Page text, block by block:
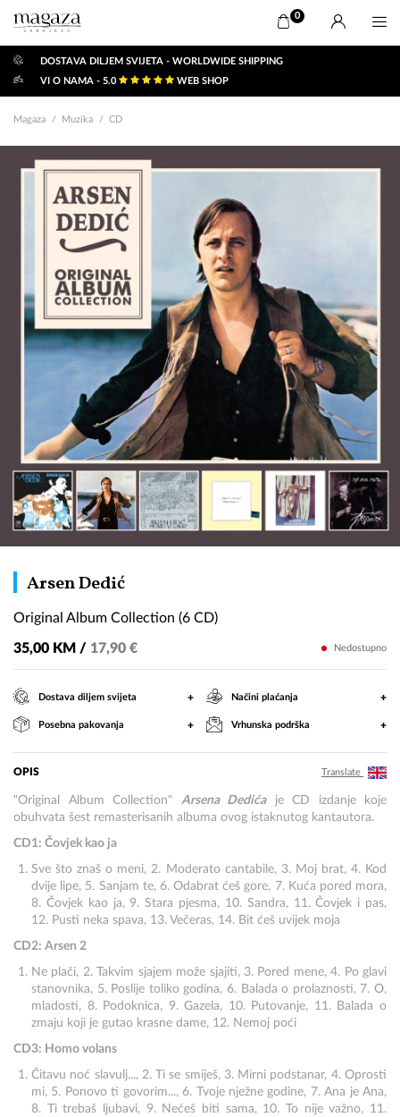
0
DOSTAVA DILJEM SVIJETA - WORLDWIDE SHIPPING
VI O NAMA - 5.0
WEB SHOP
Magaza Muzika CD
Arsen DedićOriginal
Collection
(6
CD)
Original Album Collection (6 CD)
35,00 KM / 17,90 € Nedostupno
Dostava diljem svijeta + Načini plaćanja +
Posebna pakovanja + Vrhunska podrška +
OPIS Translate
"Original Album Collection" Arsena Dedićaje CD izdanje koje
obuhvata šest remasterisanih albuma ovog istaknutog kantautora.
CD1: Čovjek kao ja
Sve što znaš o meni, 2. Moderato cantabile, 3. Moj brat, 4. Kod
dvije lipe, 5. Sanjam te, 6. Odabrat ćeš gore, 7. Kuća pored mora,
8. Čovjek kao ja, 9. Stara pjesma, 10. Sandra, 11. Čovjek i pas,
12. Pusti neka spava, 13. Večeras, 14. Bit ćeš uvijek moja
CD2: Arsen 2
Ne plači, 2. Takvim sjajem može sjajiti, 3. Pored mene, 4. Po glavi
stanovnika, 5. Poslije toliko godina, 6. Balada o prolaznosti, 7. O,
mladosti, 8. Podoknica, 9. Gazela, 10. Putovanje, 11. Balada o
zmaju koji je gutao krasne dame, 12. Nemoj poći
CD3: Homo volans
Čitavu noć slavulj..., 2. Ti se smiješ, 3. Mirni podstanar, 4. Oprosti
mi, 5. Ponovo ti govorim..., 6. Tvoje nježne godine, 7. Ana je Ana,
8. Ti trebaš ljubavi, 9. Nećeš biti sama, 10. To nije važno, 11.